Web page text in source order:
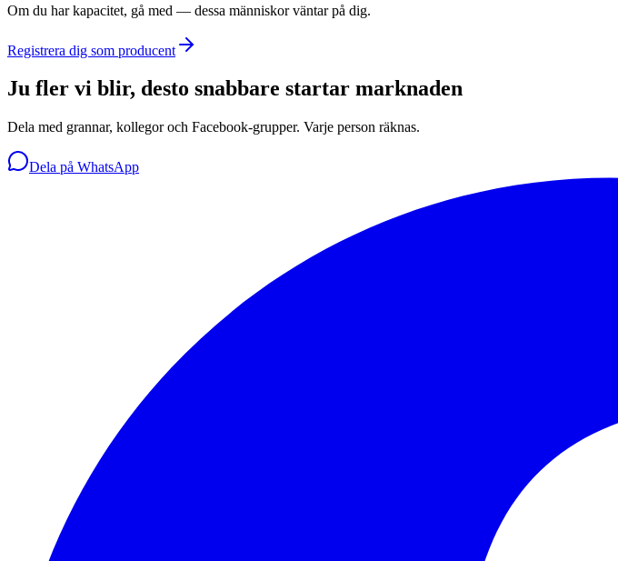
Om du har kapacitet, gå med — dessa människor väntar på dig.
Registrera dig som producent
Ju fler vi blir, desto snabbare startar marknaden
Dela med grannar, kollegor och Facebook-grupper. Varje person räknas.
Dela på WhatsApp